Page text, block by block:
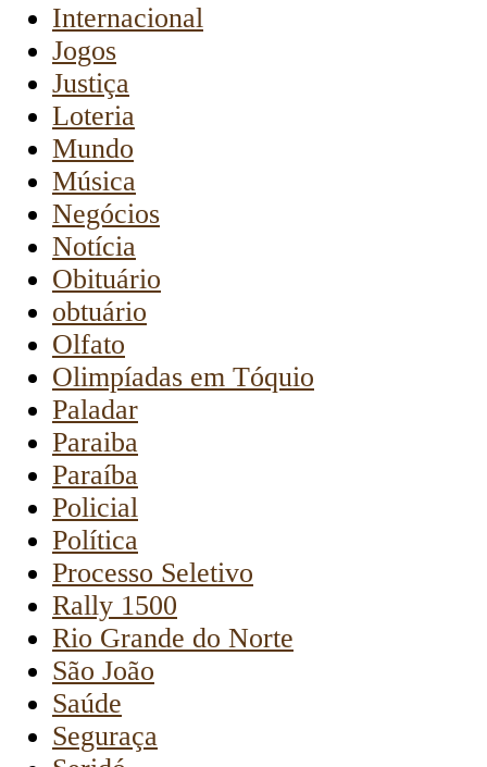
Internacional
Jogos
Justiça
Loteria
Mundo
Música
Negócios
Notícia
Obituário
obtuário
Olfato
Olimpíadas em Tóquio
Paladar
Paraiba
Paraíba
Policial
Política
Processo Seletivo
Rally 1500
Rio Grande do Norte
São João
Saúde
Seguraça